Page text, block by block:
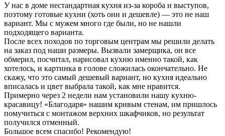
У нас в доме нестандартная кухня из-за короба и выступов,
поэтому готовые кухни (хоть они и дешевле) — это не наш
вариант. Мы с мужем много где были, но не нашли
подходящего варианта.
После всех походов по торговым центрам мы решили делать
на заказ под наши размеры. Вызвали замерщика, он все
обмерил, посчитал, нарисовал кухню именно такой, как
хотелось, и картинка в голове сложилась окончательно. Не
скажу, что это самый дешевый вариант, но кухня идеально
вписалась и цвет выбрала такой, как мне нравится.
Примерно через 2 недели нам установили нашу кухню-
красавицу! «Благодаря» нашим кривым стенам, им пришлось
помучиться с монтажом верхних шкафчиков, но результат
получился отменный.
Большое всем спасибо! Рекомендую!